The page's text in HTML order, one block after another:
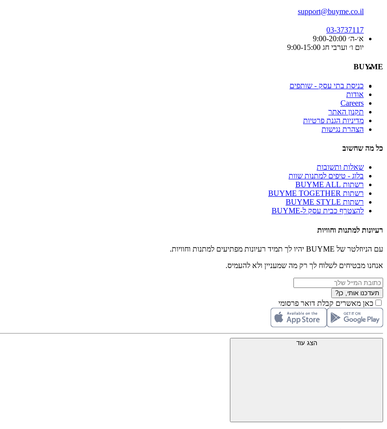
support@buyme.co.il
03-3737117
א׳-ה׳ 9:00-20:00
יום ו׳ וערבי חג 9:00-15:00
BUYME
כניסת בתי עסק - שותפים
אודות
Careers
תקנון האתר
מדיניות הגנת פרטיות
הצהרת נגישות
כל מה שחשוב
שאלות ותשובות
בלוג - טיפים למתנות שוות
רשתות BUYME ALL
רשתות BUYME TOGETHER
רשתות BUYME STYLE
להצטרף כבית עסק ל-BUYME
רעיונות למתנות וחוויות
עם הניוזלטר של BUYME יהיו לך תמיד רעיונות מפתיעים למתנות וחוויות.
אנחנו מבטיחים לשלוח לך רק מה שמעניין ולא להעמיס.
תעדכנו אותי, כן?
כאן מאשרים קבלת דואר פרסומי
הצג עוד